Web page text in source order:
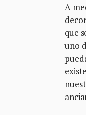
A
que
uno